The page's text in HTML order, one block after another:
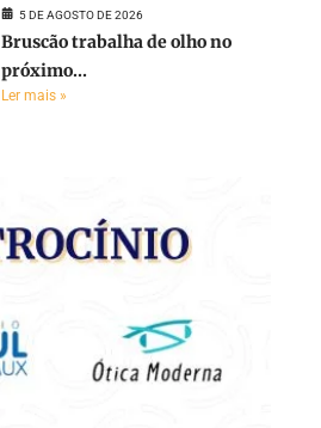
5 DE AGOSTO DE 2026
Bruscão trabalha de olho no
próximo...
Ler mais »